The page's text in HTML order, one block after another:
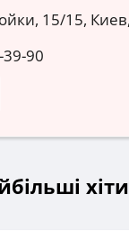
15/15,
90